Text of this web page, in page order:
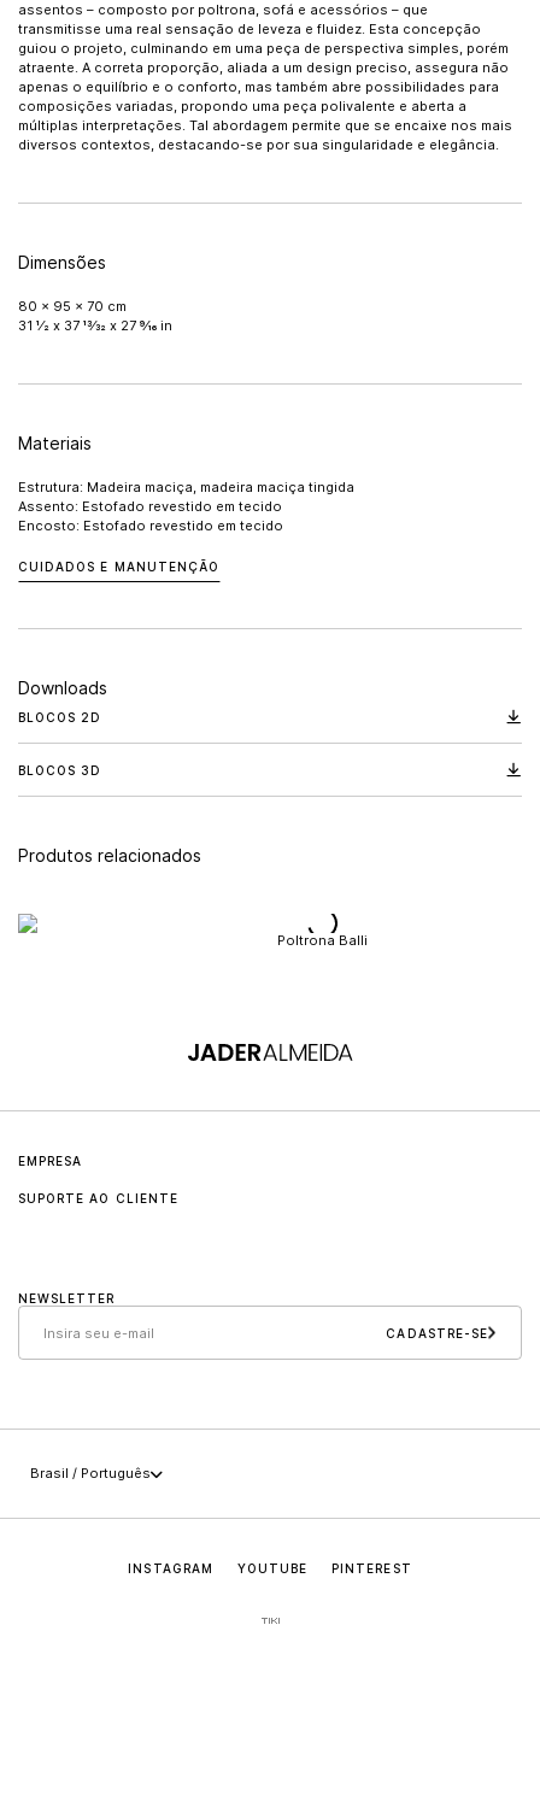
assentos – composto por poltrona, sofá e acessórios – que
transmitisse uma real sensação de leveza e fluidez. Esta concepção
guiou o projeto, culminando em uma peça de perspectiva simples, porém
atraente. A correta proporção, aliada a um design preciso, assegura não
apenas o equilíbrio e o conforto, mas também abre possibilidades para
composições variadas, propondo uma peça polivalente e aberta a
múltiplas interpretações. Tal abordagem permite que se encaixe nos mais
diversos contextos, destacando-se por sua singularidade e elegância.
Dimensões
80 x 95 x 70 cm
31 1⁄2 x 37 13⁄32 x 27 9⁄16 in
Materiais
Estrutura: Madeira maciça, madeira maciça tingida
Assento: Estofado revestido em tecido
Encosto: Estofado revestido em tecido
CUIDADOS E MANUTENÇÃO
Downloads
BLOCOS 2D
BLOCOS 3D
Produtos relacionados
Poltrona Balli
EMPRESA
Sollos
Carreira
SUPORTE AO CLIENTE
Cuidados e manutenção
Políticas
NEWSLETTER
CADASTRE-SE
Brasil / Português
INSTAGRAM YOUTUBE PINTEREST